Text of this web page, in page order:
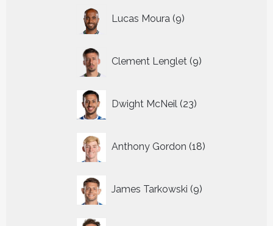
Lucas Moura 9
producten
Clement Lenglet 9
producten
Dwight McNeil 23
producten
Anthony Gordon 18
producten
James Tarkowski 9
producten